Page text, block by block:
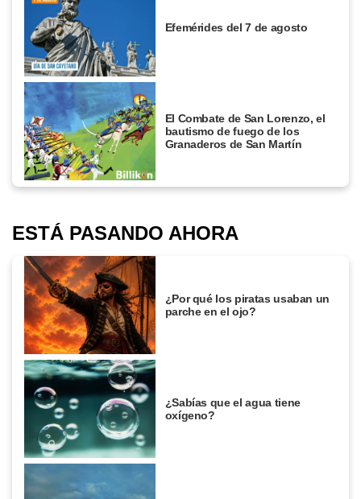
Efemérides del 7 de agosto
El Combate de San Lorenzo, el
bautismo de fuego de los
Granaderos de San Martín
ESTÁ PASANDO AHORA
¿Por qué los piratas usaban un
parche en el ojo?
¿Sabías que el agua tiene
oxígeno?